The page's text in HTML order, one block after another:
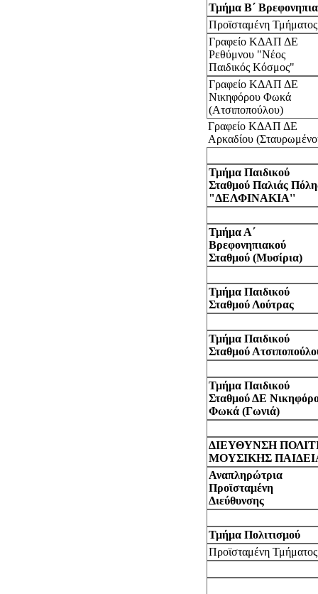
Τμήμα Β΄
Προϊσταμένη Τμήματος
Γραφείο ΚΔΑΠ ΔΕ
Ρεθύμνου "Νέος
Παιδικός Κόσμος"
Γραφείο ΚΔΑΠ ΔΕ
Νικηφόρου Φωκά
(Ατσιποπούλου)
Γραφείο ΚΔΑΠ ΔΕ
Αρκαδίου
Τμήμα Παιδικού
Σταθμού Παλιάς
"ΔΕΛΦΙΝΑΚΙΑ''
Τμήμα Α΄
Βρεφονηπιακού
Σταθμού (Μυσίρια)
Τμήμα Παιδικού
Σταθμού Λούτρας
Τμήμα Παιδικού
Σταθμού
Τμήμα Παιδικού
Σταθμού ΔΕ
Φωκά (Γωνιά)
ΔΙΕΥΘΥΝΣΗ
ΜΟΥΣΙΚΗΣ
Αναπληρώτρια
Προϊσταμένη
Διεύθυνσης
Τμήμα Πολιτισμού
Προϊσταμένη Τμήματος